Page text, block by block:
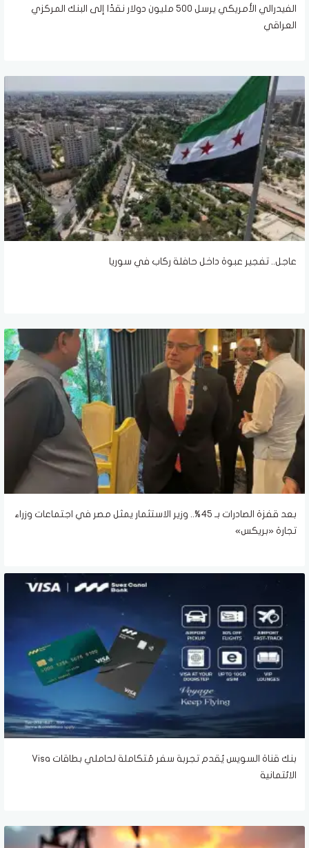
الفيدرالي الأمريكي يرسل 500 مليون دولار نقدًا إلى البنك المركزي
العراقي
عاجل.. تفجير عبوة داخل حافلة ركاب في سوريا
بعد قفزة الصادرات بـ 45%.. وزير الاستثمار يمثل مصر في اجتماعات وزراء
تجارة «بريكس»
بنك قناة السويس يُقدم تجربة سفر مُتكاملة لحاملي بطاقات Visa
الائتمانية